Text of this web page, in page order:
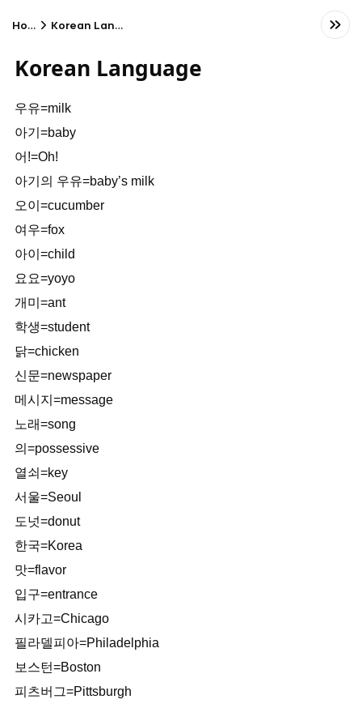
Home Korean Language
Korean Language
우유=milk
아기=baby
어!=Oh!
아기의 우유=baby’s milk
오이=cucumber
여우=fox
아이=child
요요=yoyo
개미=ant
학생=student
닭=chicken
신문=newspaper
메시지=message
노래=song
의=possessive
열쇠=key
서울=Seoul
도넛=donut
한국=Korea
맛=flavor
입구=entrance
시카고=Chicago
필라델피아=Philadelphia
보스턴=Boston
피츠버그=Pittsburgh